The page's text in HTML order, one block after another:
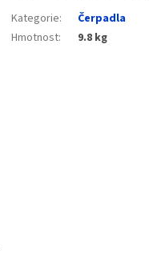
Kategorie:
Čerpadla
Hmotnost: 9.8 kg